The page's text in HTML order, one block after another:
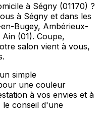
à Ségny (01170) ?
à Ségny et dans les
Bugey, Ambérieux-
(01). Coupe,
salon vient à vous,
simple
une couleur
à vos envies et à
le conseil d'une